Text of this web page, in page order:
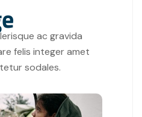
ac gravida
felis integer amet
sodales.